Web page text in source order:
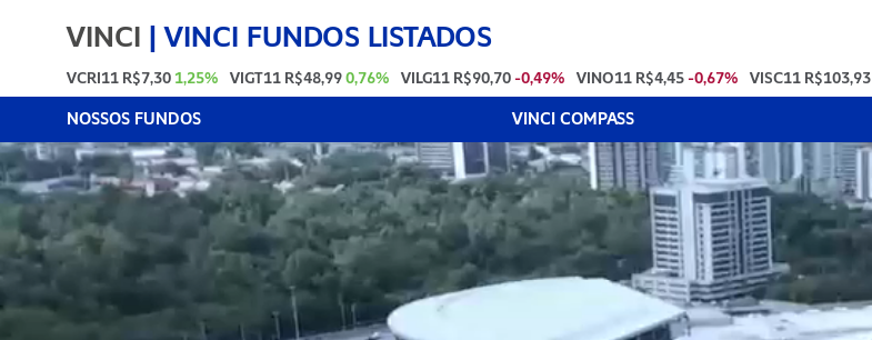
VINCI |VINCI FUNDOS LISTADOS
VCRI11 R$7,30 1,25% VIGT11 R$48,99 0,76% VILG11 R$90,70 -0,49% VINO11 R$4,45 -0,67% VISC11 R$103,93
NOSSOS FUNDOS VINCI COMPASS